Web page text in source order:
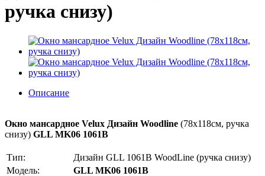
ручка снизу)
Описание
Окно мансардное Velux Дизайн Woodline (78x118см, ручка
снизу) GLL MK06 1061B
Тип:
Дизайн GLL 1061B WoodLine (ручка снизу)
Модель:
GLL MK06 1061B